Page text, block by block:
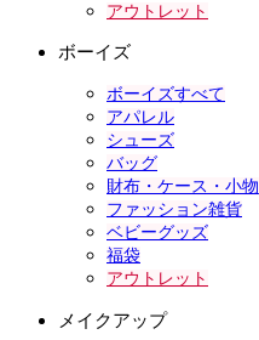
アウトレット
ボーイズ
ボーイズすべて
アパレル
シューズ
バッグ
財布・ケース・小物
ファッション雑貨
ベビーグッズ
福袋
アウトレット
メイクアップ